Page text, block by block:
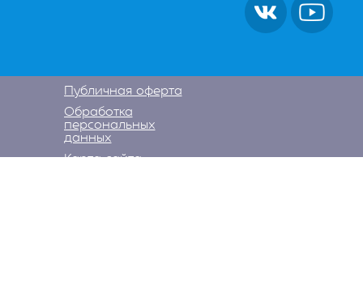
Публичная оферта
Обработка
персональных
данных
Карта сайта